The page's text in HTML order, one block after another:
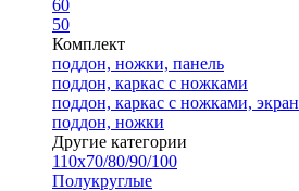
60
50
Комплект
поддон, ножки, панель
поддон, каркас с ножками
поддон, каркас с ножками, экран
поддон, ножки
Другие категории
110х70/80/90/100
Полукруглые